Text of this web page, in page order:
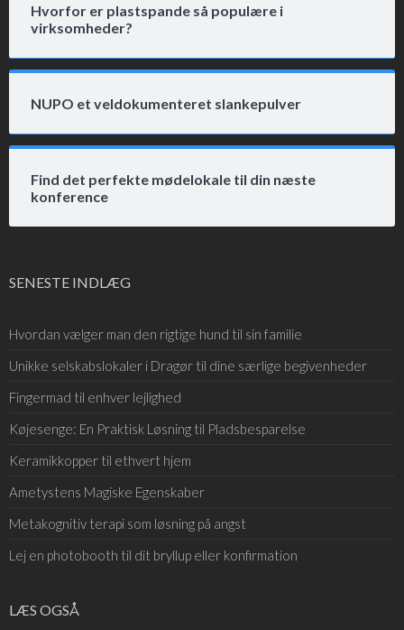
Hvorfor er plastspande så populære i
virksomheder?
NUPO et veldokumenteret slankepulver
Find det perfekte mødelokale til din næste
konference
SENESTE INDLÆG
Hvordan vælger man den rigtige hund til sin familie
Unikke selskabslokaler i Dragør til dine særlige begivenheder
Fingermad til enhver lejlighed
Køjesenge: En Praktisk Løsning til Pladsbesparelse
Keramikkopper til ethvert hjem
Ametystens Magiske Egenskaber
Metakognitiv terapi som løsning på angst
Lej en photobooth til dit bryllup eller konfirmation
LÆS OGSÅ